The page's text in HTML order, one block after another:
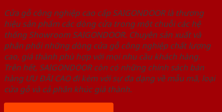
Cửa gỗ công nghiệp cao cấp SAIGONDOOR là thương
hiệu sản phẩm các dòng cửa trong một chuỗi các hệ
thống Showroom SAIGONDOOR. Chuyên sản xuất và
phân phối những dòng cửa gỗ công nghiệp chất lượng
cao, giá thành phù hợp với mọi nhu cầu khách hàng.
Trên hết, SAIGONDOOR còn có những chính sách bán
hàng ƯU ĐÃI CAO đi kèm với sự đa dạng về mẫu mã, loại
cửa gỗ và cả phân khúc giá thành.